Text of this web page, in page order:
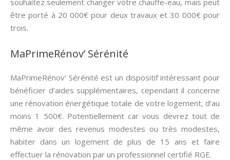
souhaitez seulement changer votre chauffe-eau, mais peut
être porté à 20 000€ pour deux travaux et 30 000€ pour
trois.
MaPrimeRénov’ Sérénité
MaPrimeRénov’ Sérénité est un dispositif intéressant pour
bénéficier d’aides supplémentaires, cependant il concerne
une rénovation énergétique totale de votre logement, d’au
moins 1 500€. Potentiellement car vous devrez tout de
même avoir des revenus modestes ou très modestes,
habiter dans un logement de plus de 15 ans et faire
effectuer la rénovation par un professionnel certifié RGE.